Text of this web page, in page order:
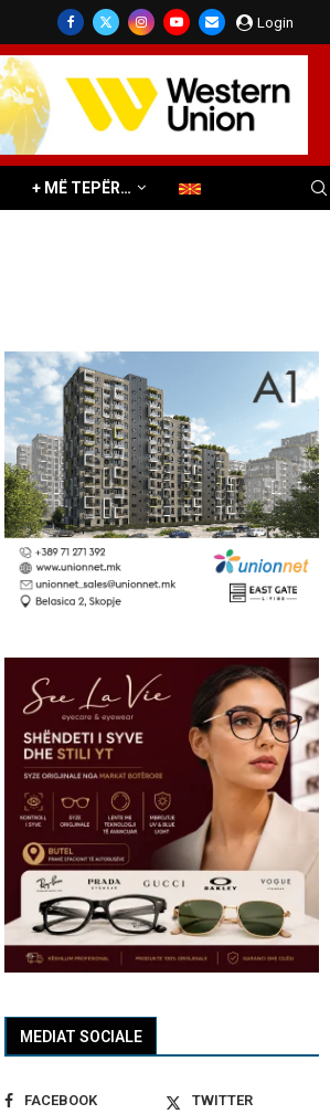
Login
+ MË TEPËR…
MEDIAT SOCIALE
FACEBOOK
TWITTER